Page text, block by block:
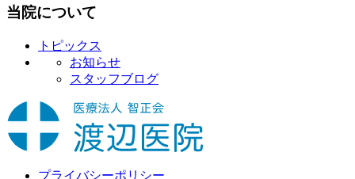
当院について
トピックス
お知らせ
スタッフブログ
プライバシーポリシー